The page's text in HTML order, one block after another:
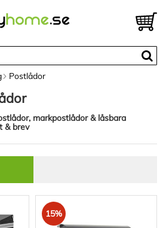
Postlådor
markpostlådor & låsbara
& brev
15%